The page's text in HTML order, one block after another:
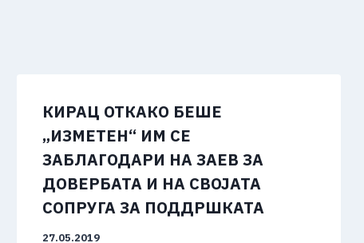
КИРАЦ ОТКАКО БЕШЕ
„ИЗМЕТЕН“ ИМ СЕ
ЗАБЛАГОДАРИ НА ЗАЕВ ЗА
ДОВЕРБАТА И НА СВОЈАТА
СОПРУГА ЗА ПОДДРШКАТА
27.05.2019